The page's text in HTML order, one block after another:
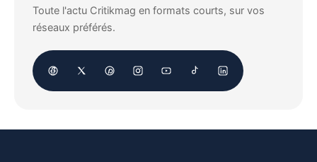
Toute l'actu Critikmag en formats courts, sur vos
réseaux préférés.